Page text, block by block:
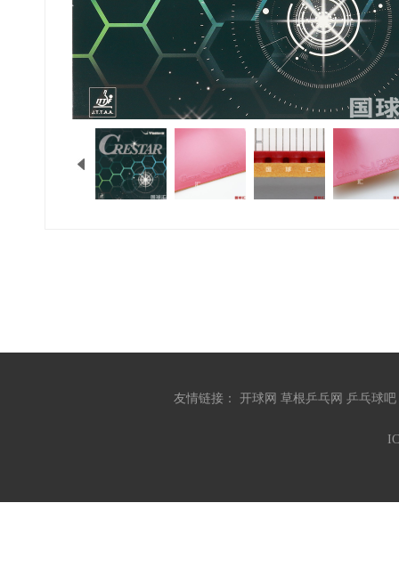
友情链接： 开球网 草根乒乓网 乒乓球吧